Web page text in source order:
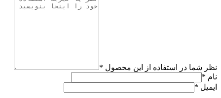
نظر شما در استفاده از این محصول *
نام *
ایمیل *